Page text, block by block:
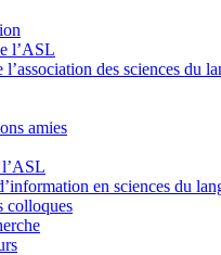
l’ASL
l’association des sciences du
amies
en sciences du
colloques